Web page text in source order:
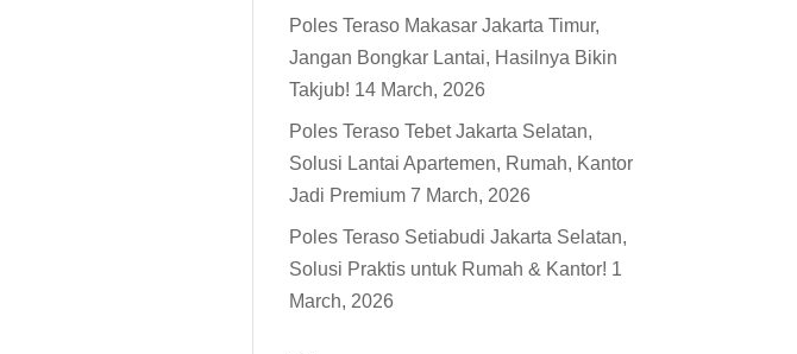
Poles Teraso Makasar Jakarta Timur,
Jangan Bongkar Lantai, Hasilnya Bikin
Takjub! 14 March, 2026
Poles Teraso Tebet Jakarta Selatan,
Solusi Lantai Apartemen, Rumah, Kantor
Jadi Premium 7 March, 2026
Poles Teraso Setiabudi Jakarta Selatan,
Solusi Praktis untuk Rumah & Kantor! 1
March, 2026